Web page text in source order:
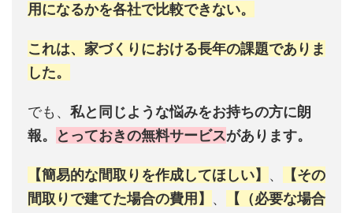
用になるかを各社で比較できない。
これは、家づくりにおける長年の課題でありま
した。
でも、 私と同じような悩みをお持ちの方に朗
報。
とっておきの無料サービスがあります。
【簡易的な間取りを作成してほしい】 、
【その
間取りで建てた場合の費用】 、
【（必要な場合